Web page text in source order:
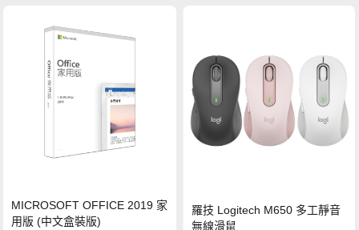
MICROSOFT OFFICE 2019 家
用版 (中文盒裝版)
羅技 Logitech M650 多工靜音
無線滑鼠